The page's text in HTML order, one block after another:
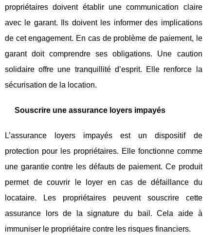
propriétaires doivent établir une communication claire
avec le garant. Ils doivent les informer des implications
de cet engagement. En cas de problème de paiement, le
garant doit comprendre ses obligations. Une caution
solidaire offre une tranquillité d’esprit. Elle renforce la
sécurisation de la location.
Souscrire une assurance loyers impayés
L’assurance loyers impayés est un dispositif de
protection pour les propriétaires. Elle fonctionne comme
une garantie contre les défauts de paiement. Ce produit
permet de couvrir le loyer en cas de défaillance du
locataire. Les propriétaires peuvent souscrire cette
assurance lors de la signature du bail. Cela aide à
immuniser le propriétaire contre les risques financiers.